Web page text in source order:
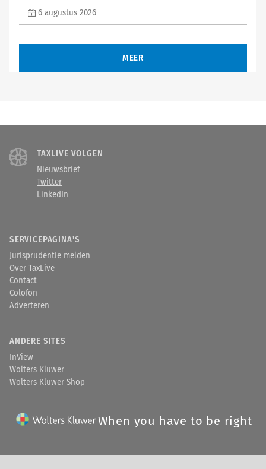
6 augustus 2026
MEER
TAXLIVE VOLGEN
Nieuwsbrief
Twitter
LinkedIn
SERVICEPAGINA'S
Jurisprudentie melden
Over TaxLive
Contact
Colofon
Adverteren
ANDERE SITES
InView
Wolters Kluwer
Wolters Kluwer Shop
When you have to be right